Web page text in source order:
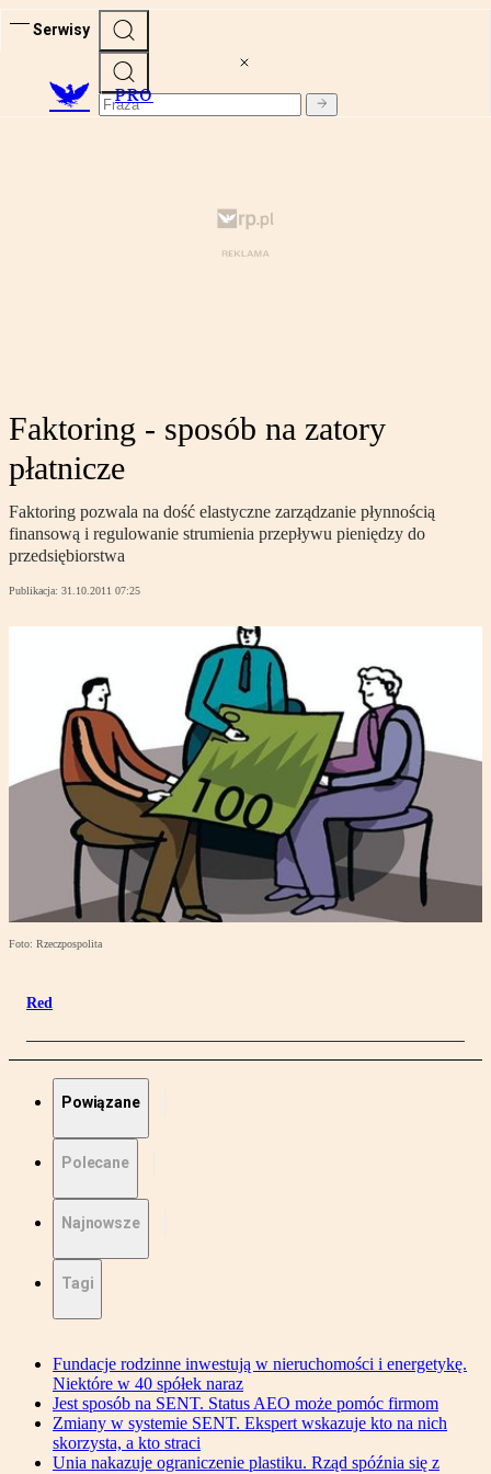
Serwisy
PRO
Faktoring - sposób na zatory
płatnicze
Faktoring pozwala na dość elastyczne zarządzanie płynnością
finansową i regulowanie strumienia przepływu pieniędzy do
przedsiębiorstwa
Publikacja: 31.10.2011 07:25
Foto: Rzeczpospolita
Red
Powiązane
Polecane
Najnowsze
Tagi
Fundacje rodzinne inwestują w nieruchomości i energetykę.
Niektóre w 40 spółek naraz
Jest sposób na SENT. Status AEO może pomóc firmom
Zmiany w systemie SENT. Ekspert wskazuje kto na nich
skorzysta, a kto straci
Unia nakazuje ograniczenie plastiku. Rząd spóźnia się z